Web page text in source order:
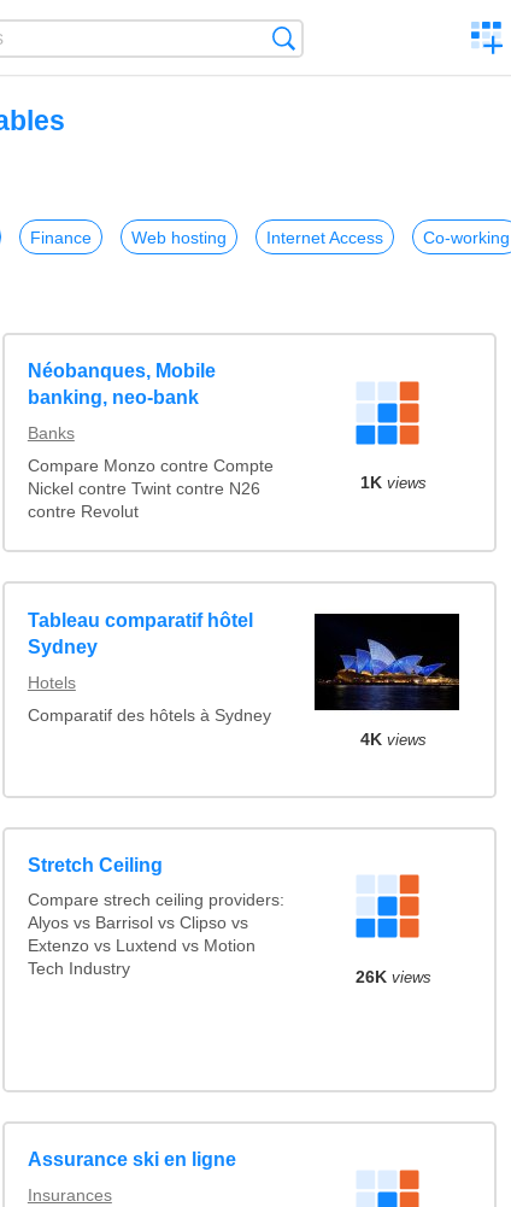
a
Finance Web hosting Internet Access Co-working
Néobanques, Mobile
banking, neo-bank
Banks
Compare Monzo contre Compte
Nickel contre Twint contre N26
contre Revolut
1K views
Tableau comparatif hôtel
Sydney
Hotels
Comparatif des hôtels à Sydney
4K views
Stretch Ceiling
Compare strech ceiling providers:
Alyos vs Barrisol vs Clipso vs
Extenzo vs Luxtend vs Motion
Tech Industry
26K views
Assurance ski en ligne
Insurances